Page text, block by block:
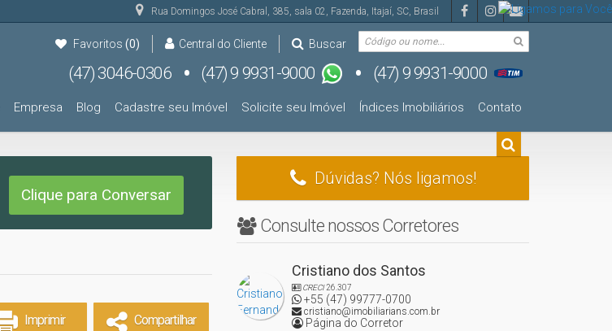
Rua Domingos José Cabral , 385, sala 02, Fazenda, Itajaí, SC, Brasil
Buscar
Central do Cliente
Favoritos (0)
(47) 9 9931-9000 (47) 9 9931-9000
Contato
Índices Imobiliários
Solicite seu Imóvel
Cadastre seu Imóvel
Blog
Empresa
Clique para Conversar
Imprimir Compartilhar
Dúvidas? Nós ligamos!
Consulte nossos Corretores
Cristiano dos Santos
CRECI26.307
+55 (47) 99777-0700
cristiano@imobiliarians.com.br
Página do Corretor